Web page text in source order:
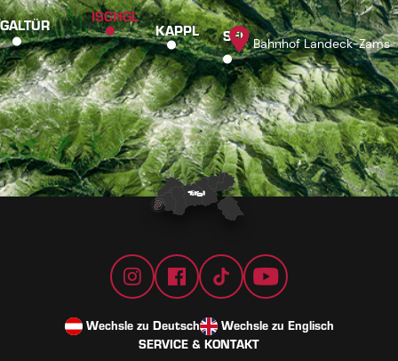
GALTÜR ISCHGL
KAPPL SEE Bahnhof Landeck-Zams
Wechsle zu Deutsch
Wechsle zu Englisch
SERVICE & KONTAKT